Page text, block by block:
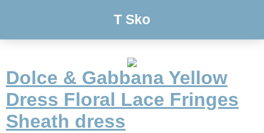
T Sko
Dolce & Gabbana Yellow
Dress Floral Lace Fringes
Sheath dress